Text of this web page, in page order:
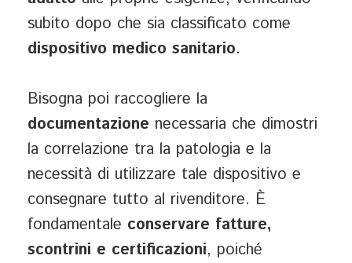
subito dopo che sia classificato come
dispositivo medico sanitario.
Bisogna poi raccogliere la
documentazione necessaria che dimostri
la correlazione tra la patologia e la
necessità di utilizzare tale dispositivo e
consegnare tutto al rivenditore. È
fondamentale conservare fatture,
scontrini e certificazioni, poiché